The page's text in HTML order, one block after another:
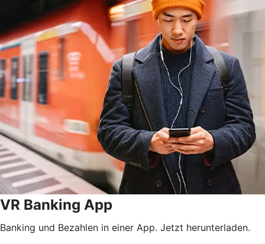
VR Banking App
Banking und Bezahlen in einer App. Jetzt herunterladen.